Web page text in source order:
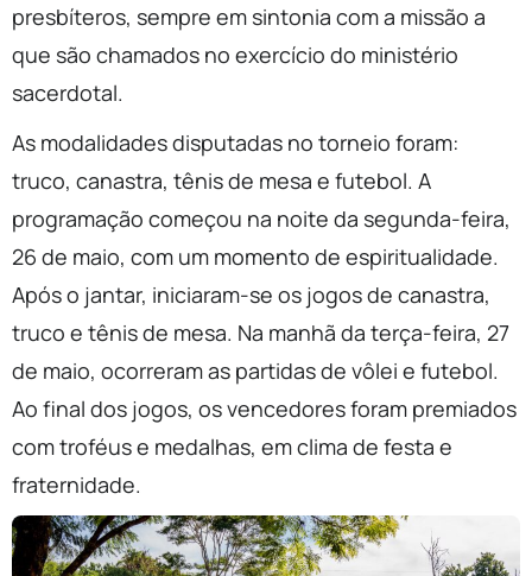
presbíteros, sempre em sintonia com a missão a
que são chamados no exercício do ministério
sacerdotal.
As modalidades disputadas no torneio foram:
truco, canastra, tênis de mesa e futebol. A
programação começou na noite da segunda-feira,
26 de maio, com um momento de espiritualidade.
Após o jantar, iniciaram-se os jogos de canastra,
truco e tênis de mesa. Na manhã da terça-feira, 27
de maio, ocorreram as partidas de vôlei e futebol.
Ao final dos jogos, os vencedores foram premiados
com troféus e medalhas, em clima de festa e
fraternidade.